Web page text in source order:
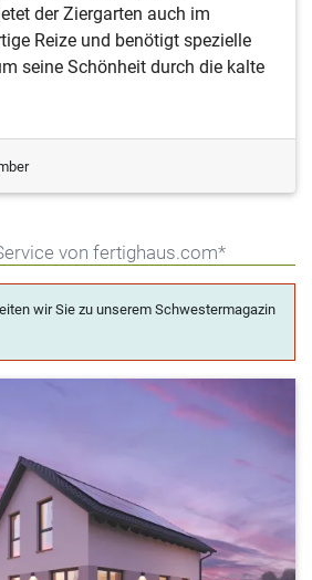
der Ziergarten auch im
Reize und benötigt spezielle
seine Schönheit durch die kalte
von fertighaus.com*
wir Sie zu unserem Schwestermagazin